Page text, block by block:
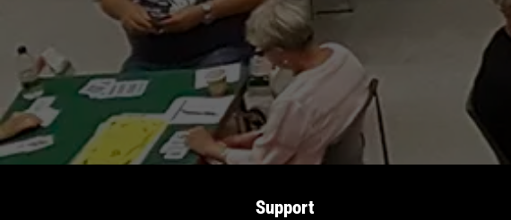
Support